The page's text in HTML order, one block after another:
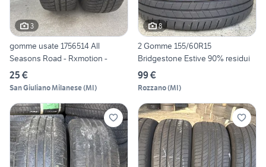
3
gomme usate 1756514 All
Seasons Road - Rxmotion -
25 €
San Giuliano Milanese(MI)
8
2 Gomme 155/60R15
Bridgestone Estive 90% residui
99 €
Rozzano(MI)